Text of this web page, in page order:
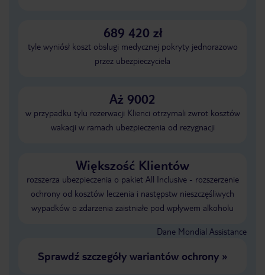
689 420 zł
tyle wyniósł koszt obsługi medycznej pokryty jednorazowo
przez ubezpieczyciela
Aż 9002
w przypadku tylu rezerwacji Klienci otrzymali zwrot kosztów
wakacji w ramach ubezpieczenia od rezygnacji
Większość Klientów
rozszerza ubezpieczenia o pakiet All Inclusive - rozszerzenie
ochrony od kosztów leczenia i następstw nieszczęśliwych
wypadków o zdarzenia zaistniałe pod wpływem alkoholu
Dane Mondial Assistance
Sprawdź szczegóły wariantów ochrony»